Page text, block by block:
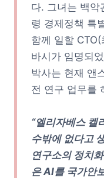
다. 그녀는 백악
령 경제정책 특
함께 일할
바시가 임명되
박사는 현재 앤
전 연구 업무를
“엘리자베스 켈
수밖에 없다고
연구소의 정치
은 AI를 국가안